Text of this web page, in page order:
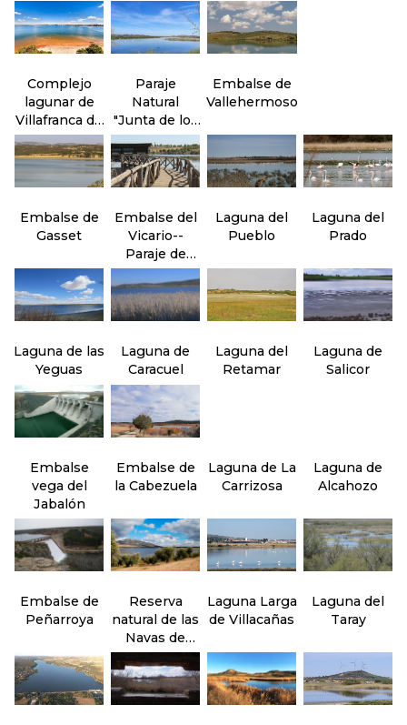
Molemocho
Complejo
lagunar de
Villafranca de
los
Caballeros
Paraje
Natural
"Junta de los
ríos" Záncara
y Cigüela
Embalse de
Vallehermoso
Embalse de
Gasset
Embalse del
Vicario--
Paraje de
Peralvillo
Laguna del
Pueblo
Laguna del
Prado
Laguna de las
Yeguas
Laguna de
Caracuel
Laguna del
Retamar
Laguna de
Salicor
Embalse
vega del
Jabalón
Embalse de
la Cabezuela
Laguna de La
Carrizosa
Laguna de
Alcahozo
Embalse de
Peñarroya
Reserva
natural de las
Navas de
Malagón
Laguna Larga
de Villacañas
Laguna del
Taray